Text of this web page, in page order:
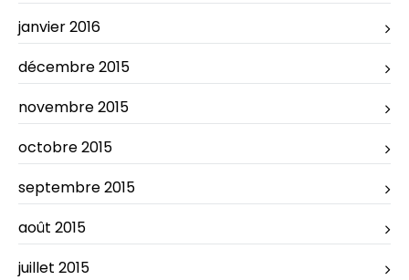
janvier 2016
décembre 2015
novembre 2015
octobre 2015
septembre 2015
août 2015
juillet 2015